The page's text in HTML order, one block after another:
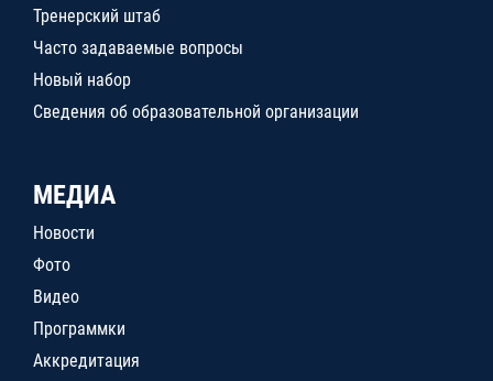
Тренерский штаб
Часто задаваемые вопросы
Новый набор
Сведения об образовательной организации
МЕДИА
Новости
Фото
Видео
Программки
Аккредитация